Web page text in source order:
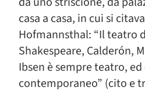
casa a casa, in cui si
Hofmannsthal: “Il teatro
Shakespeare, Calderón,
Ibsen è sempre teatro,
contemporaneo” (cito e